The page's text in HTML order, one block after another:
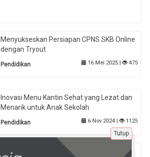
Menyukseskan Persiapan CPNS SKB Online
dengan Tryout
Pendidikan 16 Mei 2025 | 475
Inovasi Menu Kantin Sehat yang Lezat dan
Menarik untuk Anak Sekolah
Pendidikan 6 Nov 2024 | 1125
Marketing Plan Dapat Mencegah Kerugian
Tutup